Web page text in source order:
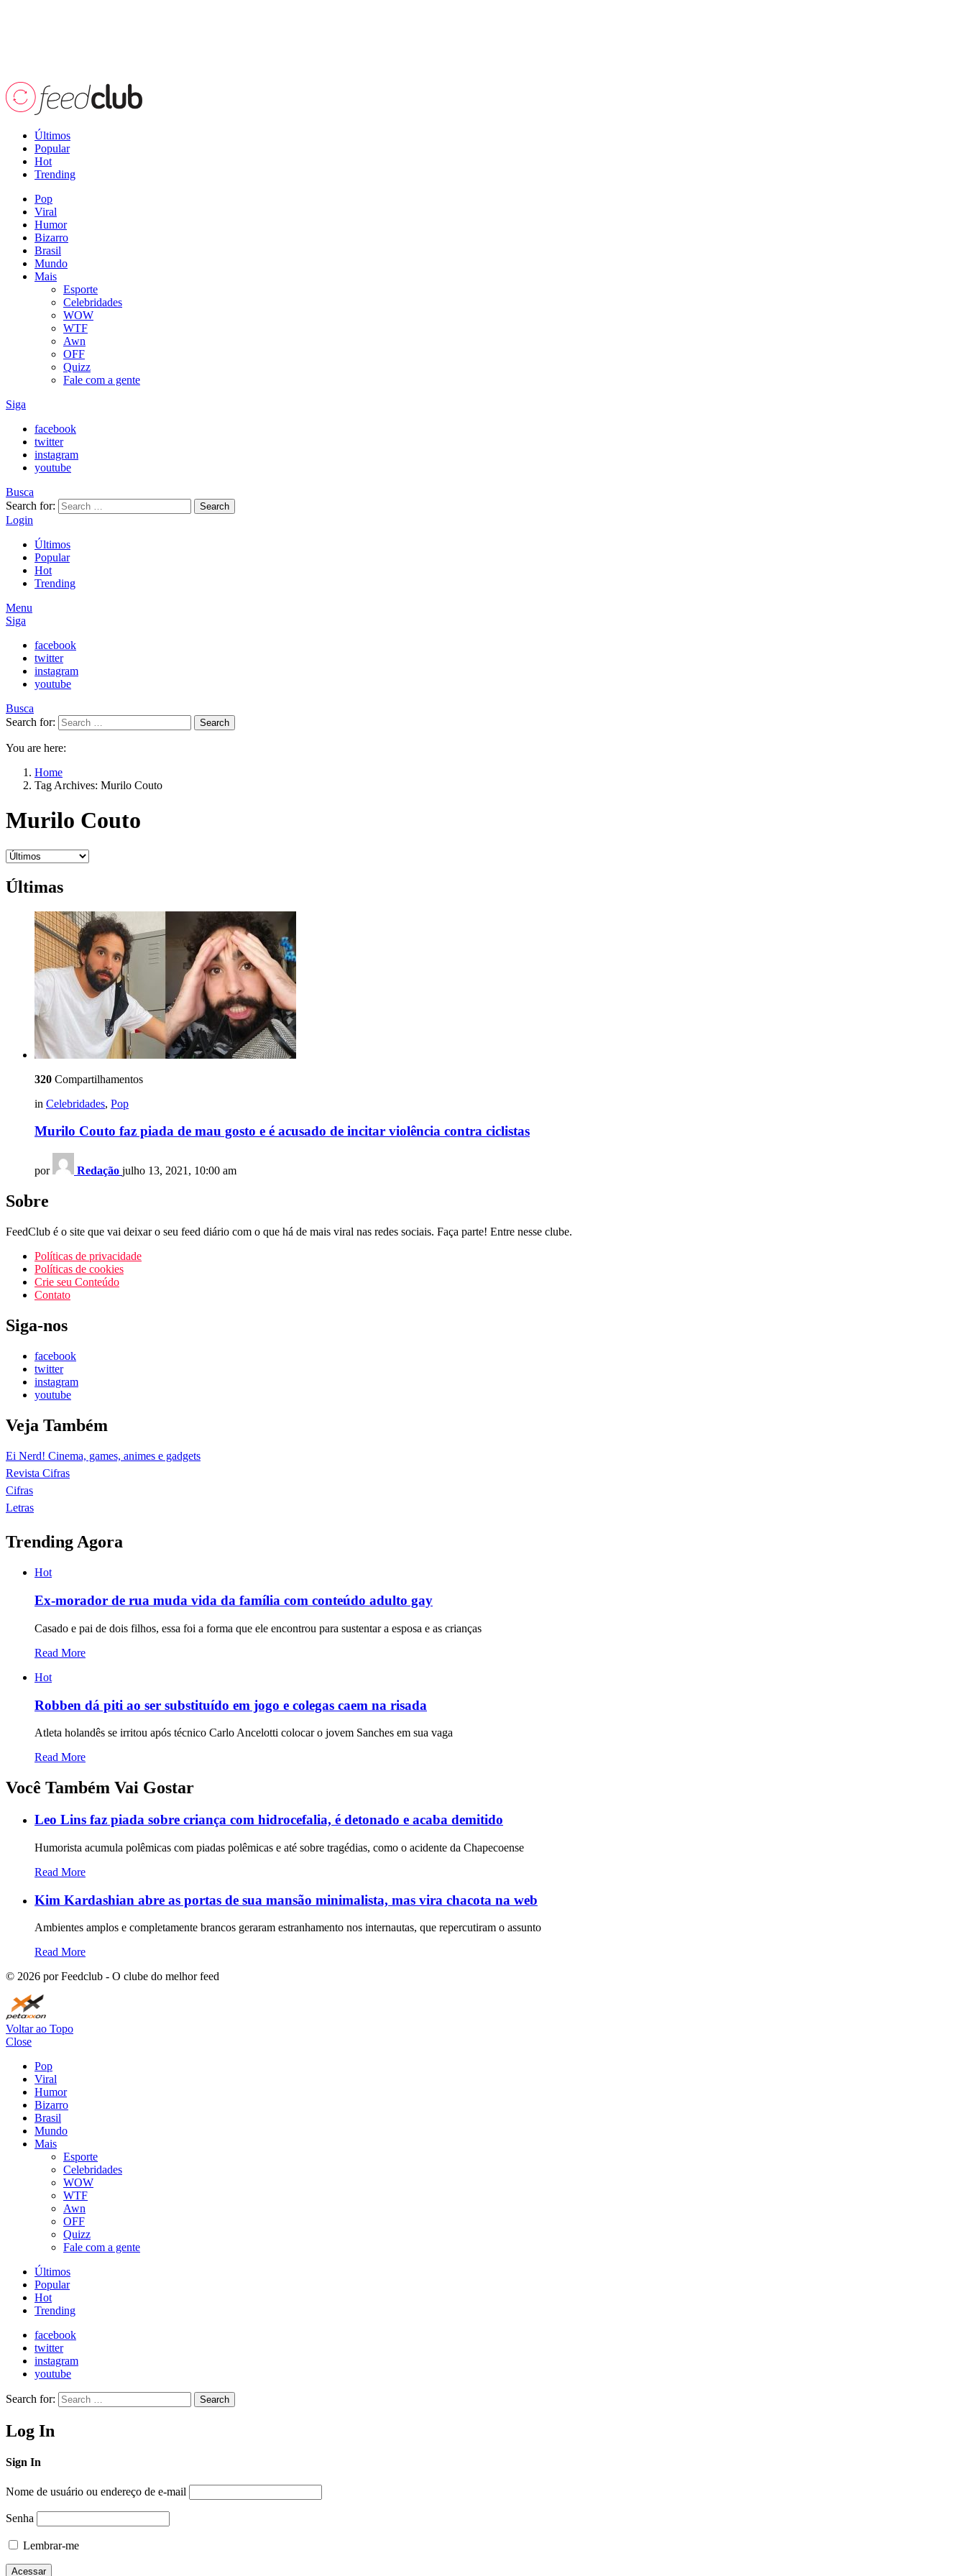
Últimos
Popular
Hot
Trending
Pop
Viral
Humor
Bizarro
Brasil
Mundo
Mais
Esporte
Celebridades
WOW
WTF
Awn
OFF
Quizz
Fale com a gente
Siga
facebook
twitter
instagram
youtube
Busca
Search for:
Search
Login
Últimos
Popular
Hot
Trending
Menu
Siga
facebook
twitter
instagram
youtube
Busca
Search for:
Search
You are here:
Home
Tag Archives: Murilo Couto
Murilo Couto
Últimas
320 Compartilhamentos
in Celebridades, Pop
Murilo Couto faz piada de mau gosto e é acusado de incitar violência contra ciclistas
por Redação julho 13, 2021, 10:00 am
Sobre
FeedClub é o site que vai deixar o seu feed diário com o que há de mais viral nas redes sociais. Faça parte! Entre nesse clube.
Políticas de privacidade
Políticas de cookies
Crie seu Conteúdo
Contato
Siga-nos
facebook
twitter
instagram
youtube
Veja Também
Ei Nerd! Cinema, games, animes e gadgets
Revista Cifras
Cifras
Letras
Trending Agora
Hot
Ex-morador de rua muda vida da família com conteúdo adulto gay
Casado e pai de dois filhos, essa foi a forma que ele encontrou para sustentar a esposa e as crianças
Read More
Hot
Robben dá piti ao ser substituído em jogo e colegas caem na risada
Atleta holandês se irritou após técnico Carlo Ancelotti colocar o jovem Sanches em sua vaga
Read More
Você Também Vai Gostar
Leo Lins faz piada sobre criança com hidrocefalia, é detonado e acaba demitido
Humorista acumula polêmicas com piadas polêmicas e até sobre tragédias, como o acidente da Chapecoense
Read More
Kim Kardashian abre as portas de sua mansão minimalista, mas vira chacota na web
Ambientes amplos e completamente brancos geraram estranhamento nos internautas, que repercutiram o assunto
Read More
© 2026 por Feedclub - O clube do melhor feed
Voltar ao Topo
Close
Pop
Viral
Humor
Bizarro
Brasil
Mundo
Mais
Esporte
Celebridades
WOW
WTF
Awn
OFF
Quizz
Fale com a gente
Últimos
Popular
Hot
Trending
facebook
twitter
instagram
youtube
Search for: Search
Log In
Sign In
Nome de usuário ou endereço de e-mail
Senha
Lembrar-me